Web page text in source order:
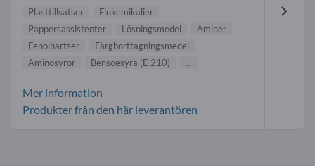
Plasttillsatser
Finkemikalier
Pappersassistenter
Lösningsmedel
Aminer
Fenolhartser
Färgborttagningsmedel
Aminosyror
Bensoesyra (E 210) ...
Mer information-
Produkter från den här leverantören